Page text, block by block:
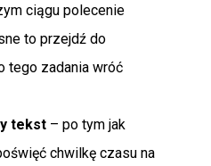
ciągu polecenie
to przejdź do
tego zadania wróć
tekst – po tym jak
chwilkę czasu na